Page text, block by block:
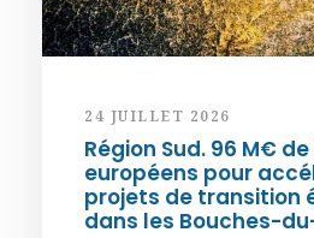
24 JUILLET 2026
Région Sud. 96 M€
européens pour
projets de transition
dans les Bouches-